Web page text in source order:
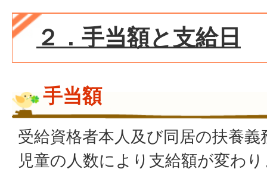
２．手当額と支給日
手当額
受給資格者本人及び同居の扶養
児童の人数により支給額が変わ